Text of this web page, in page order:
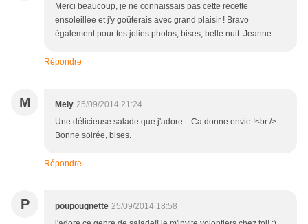
Merci beaucoup, je ne connaissais pas cette recette
ensoleillée et j'y goûterais avec grand plaisir ! Bravo
également pour tes jolies photos, bises, belle nuit. Jeanne
Répondre
M Mely 25/09/2014 21:24
Une délicieuse salade que j'adore... Ca donne envie !<br />
Bonne soirée, bises.
Répondre
P poupougnette 25/09/2014 18:58